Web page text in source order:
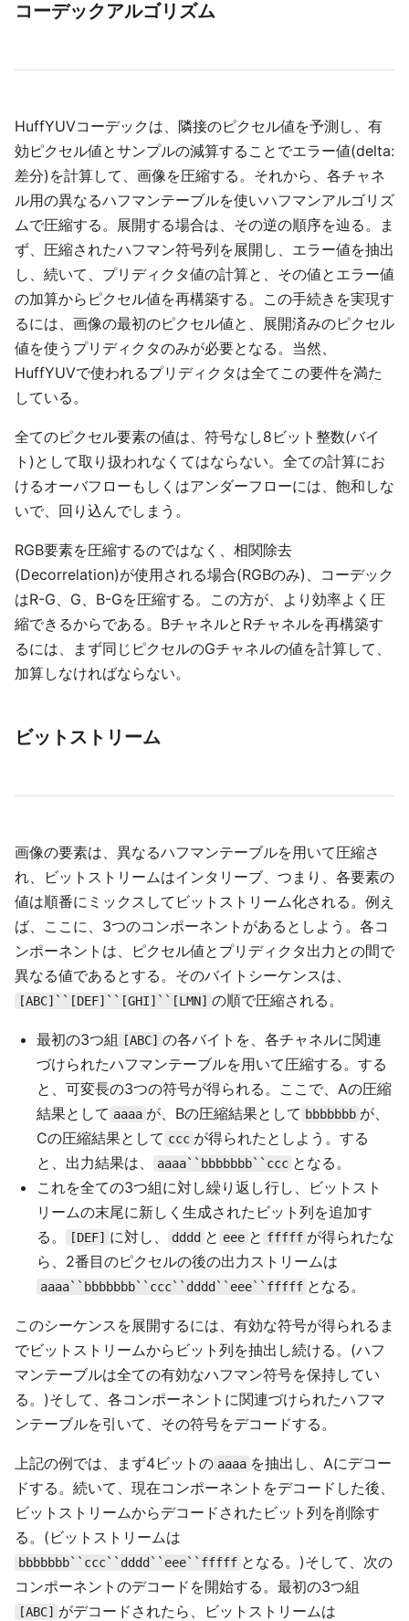
コーデックアルゴリズム
HuffYUVコーデックは、隣接のピクセル値を予測し、有
効ピクセル値とサンプルの減算することでエラー値(delta:
差分)を計算して、画像を圧縮する。それから、各チャネ
ル用の異なるハフマンテーブルを使いハフマンアルゴリズ
ムで圧縮する。展開する場合は、その逆の順序を辿る。ま
ず、圧縮されたハフマン符号列を展開し、エラー値を抽出
し、続いて、プリディクタ値の計算と、その値とエラー値
の加算からピクセル値を再構築する。この手続きを実現す
るには、画像の最初のピクセル値と、展開済みのピクセル
値を使うプリディクタのみが必要となる。当然、
HuffYUVで使われるプリディクタは全てこの要件を満た
している。
全てのピクセル要素の値は、符号なし8ビット整数(バイ
ト)として取り扱われなくてはならない。全ての計算にお
けるオーバフローもしくはアンダーフローには、飽和しな
いで、回り込んでしまう。
RGB要素を圧縮するのではなく、相関除去
(Decorrelation)が使用される場合(RGBのみ)、コーデック
はR-G、G、B-Gを圧縮する。この方が、より効率よく圧
縮できるからである。BチャネルとRチャネルを再構築す
るには、まず同じピクセルのGチャネルの値を計算して、
加算しなければならない。
ビットストリーム
画像の要素は、異なるハフマンテーブルを用いて圧縮さ
れ、ビットストリームはインタリーブ、つまり、各要素の
値は順番にミックスしてビットストリーム化される。例え
ば、ここに、3つのコンポーネントがあるとしよう。各コ
ンポーネントは、ピクセル値とプリディクタ出力との間で
異なる値であるとする。そのバイトシーケンスは、
[ABC]``[DEF]``[GHI]``[LMN] の順で圧縮される。
最初の3つ組 [ABC] の各バイトを、各チャネルに関連
づけられたハフマンテーブルを用いて圧縮する。する
と、可変長の3つの符号が得られる。ここで、Aの圧縮
結果として aaaa が、Bの圧縮結果として bbbbbbb が、
Cの圧縮結果として ccc が得られたとしよう。する
と、出力結果は、
aaaa``bbbbbbb``ccc となる。
これを全ての3つ組に対し繰り返し行し、ビットスト
リームの末尾に新しく生成されたビット列を追加す
る。
[DEF] に対し、 dddd と eee と fffff が得られたな
ら、2番目のピクセルの後の出力ストリームは
aaaa``bbbbbbb``ccc``dddd``eee``fffff となる。
このシーケンスを展開するには、有効な符号が得られるま
でビットストリームからビット列を抽出し続ける。(ハフ
マンテーブルは全ての有効なハフマン符号を保持してい
る。)そして、各コンポーネントに関連づけられたハフマ
ンテーブルを引いて、その符号をデコードする。
上記の例では、まず4ビットの aaaa を抽出し、Aにデコー
ドする。続いて、現在コンポーネントをデコードした後、
ビットストリームからデコードされたビット列を削除す
る。(ビットストリームは
bbbbbbb``ccc``dddd``eee``fffff となる。)そして、次の
コンポーネントのデコードを開始する。最初の3つ組
[ABC] がデコードされたら、ビットストリームは